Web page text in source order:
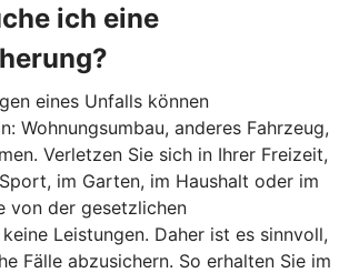
ich eine
eines Unfalls können
Wohnungsumbau, anderes Fahrzeug,
Verletzen Sie sich in Ihrer Freizeit,
im Garten, im Haushalt oder im
von der gesetzlichen
Leistungen. Daher ist es sinnvoll,
Fälle abzusichern. So erhalten Sie im